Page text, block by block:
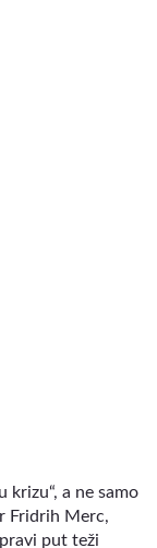
krizu“, a ne samo
Fridrih Merc,
put teži